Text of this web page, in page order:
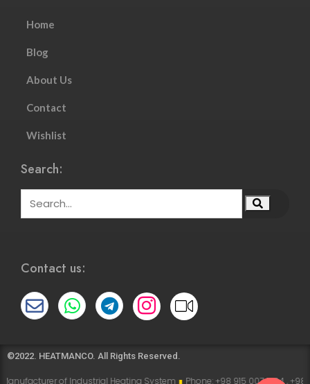
Home
Blog
About Us
Contact
Wishlist
Search:
Contact us:
©2022. HEATMANCO. All Rights Reserved.
of Industrial Heating System∎ Phone: +98 915 007 5194 , +98